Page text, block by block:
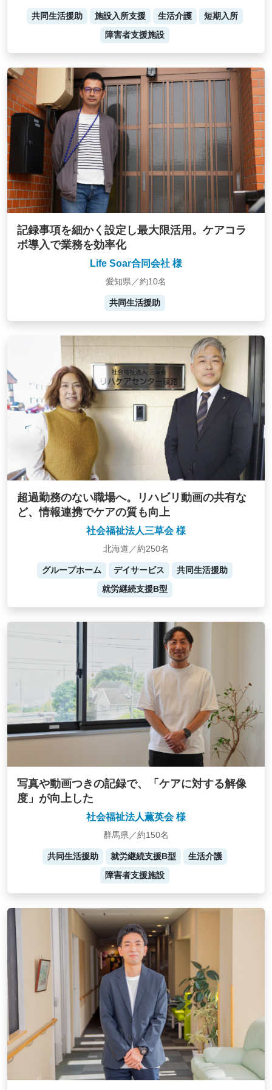
共同生活援助 施設入所支援 生活介護
短期入所
障害者支援施設
記録事項を細かく設定し最大限活用。ケアコラ
ボ導入で業務を効率化
Life Soar合同会社 様
愛知県／約10名
共同生活援助
超過勤務のない職場へ。リハビリ動画の共有な
ど、情報連携でケアの質も向上
社会福祉法人三草会 様
北海道／約250名
グループホーム デイサービス
共同生活援助
就労継続支援B型
写真や動画つきの記録で、「ケアに対する解像
度」が向上した
社会福祉法人薫英会 様
群馬県／約150名
共同生活援助 就労継続支援B型
生活介護
障害者支援施設